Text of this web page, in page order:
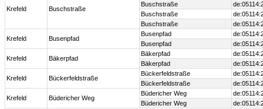
Krefeld Buschstraße
Buschstraße
Buschstraße
Buschstraße
Krefeld Busenpfad
Busenpfad
Busenpfad
Krefeld Bäkerpfad
Bäkerpfad
Bäkerpfad
Krefeld Bückerfeldstraße
Bückerfeldstraße
Bückerfeldstraße
Krefeld Büdericher Weg
Büdericher Weg
Büdericher Weg